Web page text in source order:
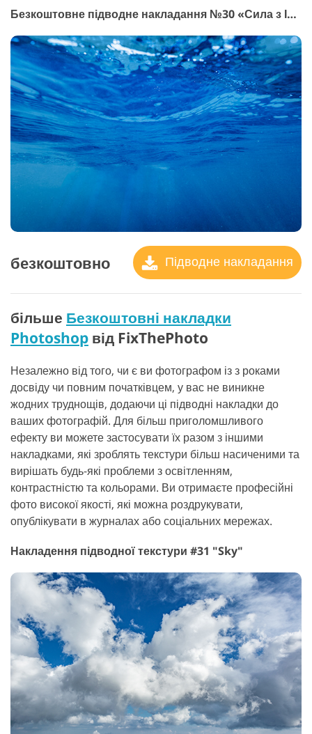
Безкоштовне підводне накладання №30 «Сила з Інтуїція»
безкоштовно Підводне накладання
більше Безкоштовні накладки
Photoshop від FixThePhoto
Незалежно від того, чи є ви фотографом із з роками
досвіду чи повним початківцем, у вас не виникне
жодних труднощів, додаючи ці підводні накладки до
ваших фотографій. Для більш приголомшливого
ефекту ви можете застосувати їх разом з іншими
накладками, які зроблять текстури більш насиченими та
вирішать будь-які проблеми з освітленням,
контрастністю та кольорами. Ви отримаєте професійні
фото високої якості, які можна роздрукувати,
опублікувати в журналах або соціальних мережах.
Накладення підводної текстури #31 "Sky"